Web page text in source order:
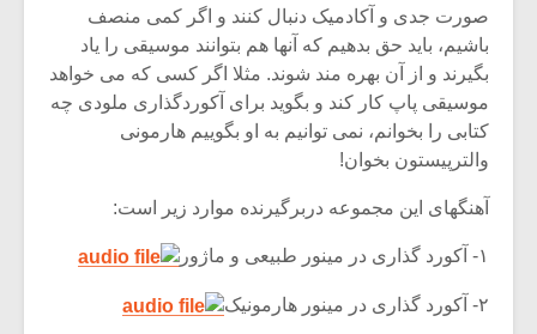
صورت جدی و آکادمیک دنبال کنند و اگر کمی منصف
باشیم، باید حق بدهیم که آنها هم بتوانند موسیقی را یاد
بگیرند و از آن بهره مند شوند. مثلا اگر کسی که می خواهد
موسیقی پاپ کار کند و بگوید برای آکوردگذاری ملودی چه
کتابی را بخوانم، نمی توانیم به او بگوییم هارمونی
والترپیستون بخوان!
آهنگهای این مجموعه دربرگیرنده موارد زیر است:
۱- آکورد گذاری در مینور طبیعی و ماژور
۲- آکورد گذاری در مینور هارمونیک